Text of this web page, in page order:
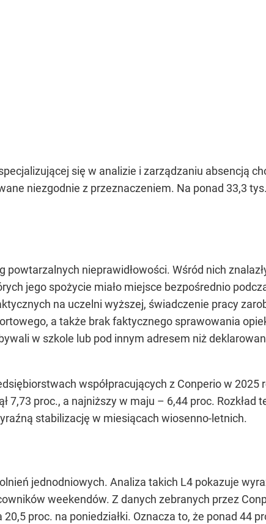
się w analizie i zarządzaniu absencją
niezgodnie z przeznaczeniem. Na ponad 33,3
powtarzalnych nieprawidłowości. Wśród nich
jego spożycie miało miejsce bezpośrednio
na uczelni wyższej, świadczenie pracy
a także brak faktycznego sprawowania
w szkole lub pod innym adresem niż
współpracujących z Conperio w 2025
7,73 proc., a najniższy w maju – 6,44 proc. Rozkład
stabilizację w miesiącach wiosenno-letnich.
jednodniowych. Analiza takich L4 pokazuje
weekendów. Z danych zebranych przez
proc. na poniedziałki. Oznacza to, że ponad 44